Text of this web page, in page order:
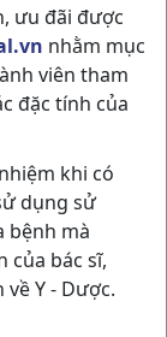
ưu đãi được
nhằm mục
viên tham
đặc tính của
khi có
dụng sử
bệnh mà
của bác sĩ,
Y - Dược.
PHARMA
- Thận,